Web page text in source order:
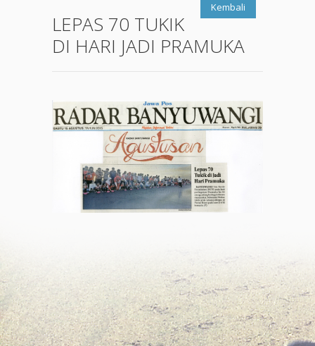
Kembali
LEPAS 70 TUKIK
DI HARI JADI PRAMUKA